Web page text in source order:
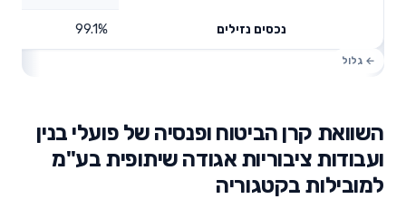
נכסים נזילים 99.1%
השוואת קרן הביטוח ופנסיה של פועלי בנין
ועבודות ציבוריות אגודה שיתופית בע"מ
למובילות בקטגוריה